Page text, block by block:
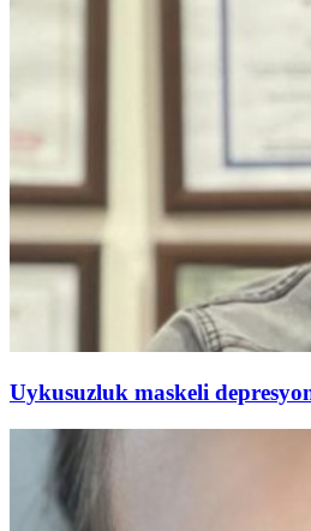
Uykusuzluk maskeli